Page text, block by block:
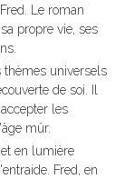
Le roman
propre vie, ses
thèmes universels
de soi. Il
les
mûr.
en lumière
Fred, en